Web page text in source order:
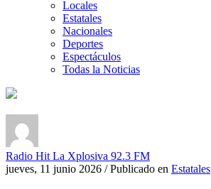
Locales
Estatales
Nacionales
Deportes
Espectáculos
Todas la Noticias
Radio Hit La Xplosiva 92.3 FM
jueves, 11 junio 2026 /Publicado en Estatales